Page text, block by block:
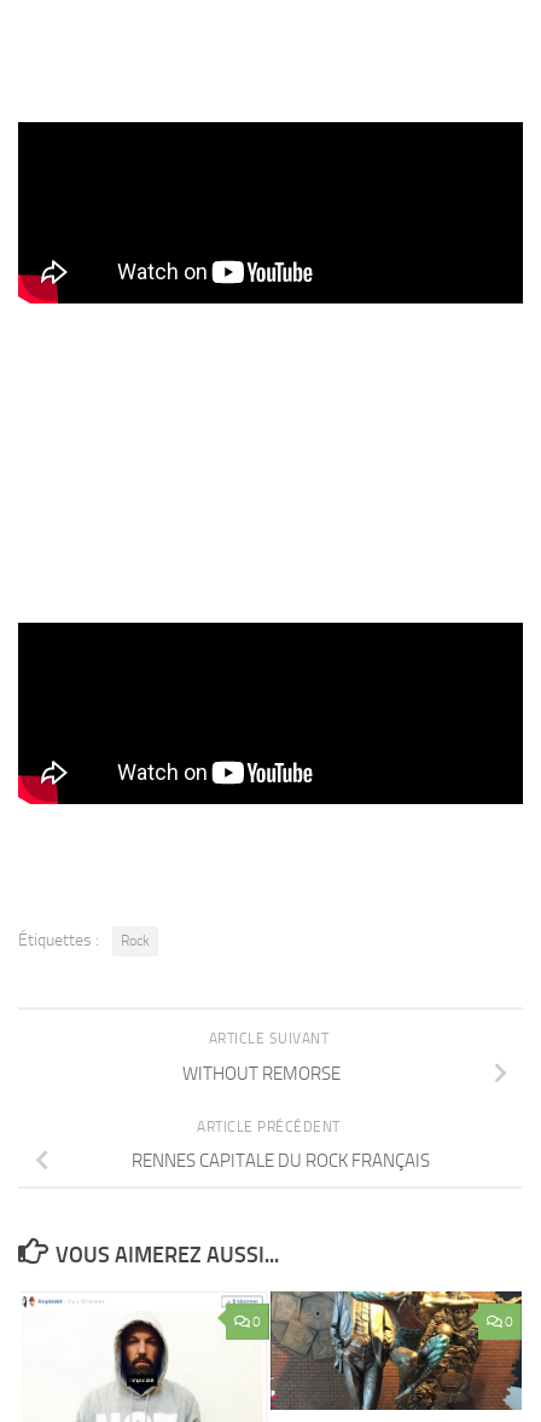
Étiquettes : Rock
ARTICLE SUIVANT
WITHOUT REMORSE
ARTICLE PRÉCÉDENT
RENNES CAPITALE DU ROCK FRANÇAIS
VOUS AIMEREZ AUSSI...
0 0